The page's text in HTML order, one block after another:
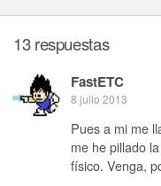
13 respuestas
FastETC
8 julio 2013
Pues a mi me
me he pillado
físico. Venga,